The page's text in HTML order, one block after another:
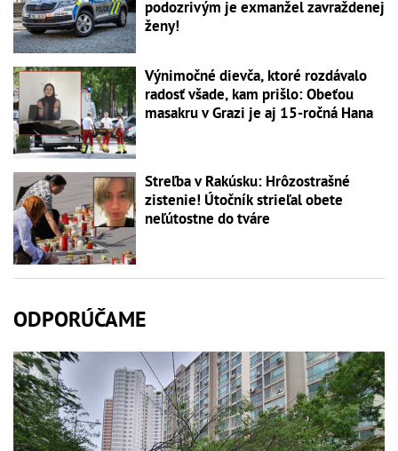
podozrivým je exmanžel zavraždenej
ženy!
Výnimočné dievča, ktoré rozdávalo
radosť všade, kam prišlo: Obeťou
masakru v Grazi je aj 15-ročná Hana
Streľba v Rakúsku: Hrôzostrašné
zistenie! Útočník strieľal obete
neľútostne do tváre
ODPORÚČAME